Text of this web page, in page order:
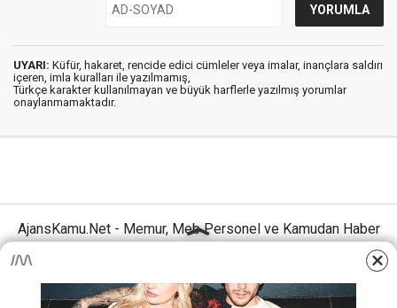
UYARI: Küfür, hakaret, rencide edici cümleler veya imalar, inançlara saldırı
içeren, imla kuralları ile yazılmamış,
Türkçe karakter kullanılmayan ve büyük harflerle yazılmış yorumlar
onaylanmamaktadır.
AjansKamu.Net - Memur, Meb Personel ve Kamudan Haber
Anasayfa Künye İletişim Gizlilik İlkeleri